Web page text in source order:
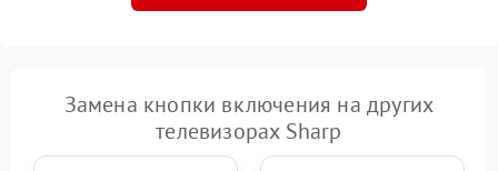
Замена кнопки включения на других
телевизорах Sharp